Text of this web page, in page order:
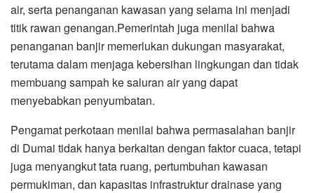
air, serta penanganan kawasan yang selama ini menjadi
titik rawan genangan.Pemerintah juga menilai bahwa
penanganan banjir memerlukan dukungan masyarakat,
terutama dalam menjaga kebersihan lingkungan dan tidak
membuang sampah ke saluran air yang dapat
menyebabkan penyumbatan.
Pengamat perkotaan menilai bahwa permasalahan banjir
di Dumai tidak hanya berkaitan dengan faktor cuaca, tetapi
juga menyangkut tata ruang, pertumbuhan kawasan
permukiman, dan kapasitas infrastruktur drainase yang